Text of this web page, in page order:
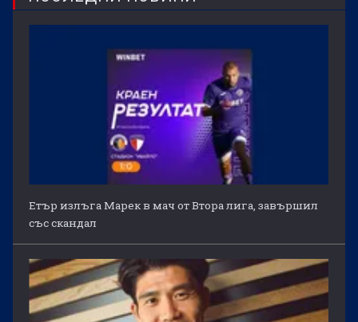
Етър излъга Марек в мач от Втора лига, завършил
със скандал